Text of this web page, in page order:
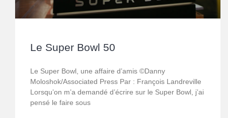
Le Super Bowl 50
Le Super Bowl, une affaire d’amis ©Danny
Moloshok/Associated Press Par : François Landreville
Lorsqu’on m’a demandé d’écrire sur le Super Bowl, j’ai
pensé le faire sous